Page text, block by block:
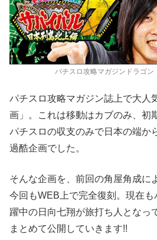
パチスロ攻略マガジンドラゴ
パチスロ攻略マガジン誌上で大人
画」。これは移動はカブのみ、初
パチスロの収支のみで日本の端か
過酷企画でした。
そんな企画を、前回の角屋角成に
今回もWEB上で完全復刻。現在
躍中の日向七翔が旅打ち人となっ
まとめて公開していきます!!